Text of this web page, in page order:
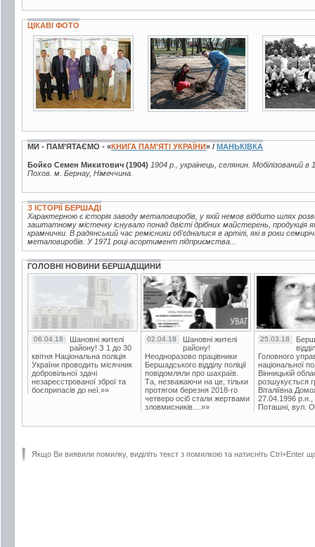
ЦІКАВІ ФОТО
3 фото 9 фото 2 фото
МИ - ПАМ’ЯТАЄМО - «КНИГА ПАМ’ЯТІ УКРАЇНИ» / МАНЬКІВКА
Бойко Семен Микитович (1904) 1904 р., українець, селянин. Мобілізований
Похов. м. Бернау, Німеччина.
З ІСТОРІЇ БЕРШАДІ
Характерною є історія заводу металовиробів, у якій немов відбито шлях
заштатному містечку існувало понад двісті дрібних майстерень, продукція
крамнички. В радянський час ремісники об'єдналися в артілі, які в роки
металовиробів. У 1971 році асортимент підприємства...
ГОЛОВНІ НОВИНИ БЕРШАДЩИНИ
06.04.18
Шановні жителі
району! З 1 до 30
квітня Національна поліція
України проводить місячник
добровільної здачі
незареєстрованої зброї та
боєприпасів до неї.»»
02.04.18
Шановні жителі
району!
Неодноразово працівники
Бершадського відділу поліції
повідомляли про шахраїв.
Та, незважаючи на це, тільки
протягом березня 2018-го
четверо осіб стали жертвами
зловмисників....»»
25.03.18
Головного
національної
Вінницькій
розшукується
Віталіївна
27.04.1996 р.н.,
Поташні, вул.
Якщо Ви виявили помилку, виділіть текст з помилкою та натисніть Ctrl+Enter